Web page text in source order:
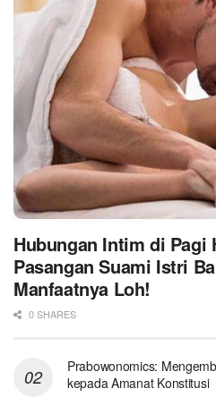
Hubungan Intim di Pagi
Pasangan Suami Istri
Manfaatnya Loh!
0 SHARES
Prabowonomics:
kepada Amanat Konstitusi